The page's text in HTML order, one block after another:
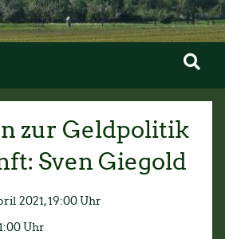
zur Geldpolitik
Sven Giegold
2021, 19:00 Uhr
Uhr